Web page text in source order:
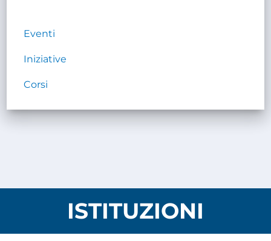
Eventi
Iniziative
Corsi
ISTITUZIONI